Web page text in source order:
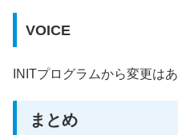
VOICE
INITプログラムから変更は
まとめ